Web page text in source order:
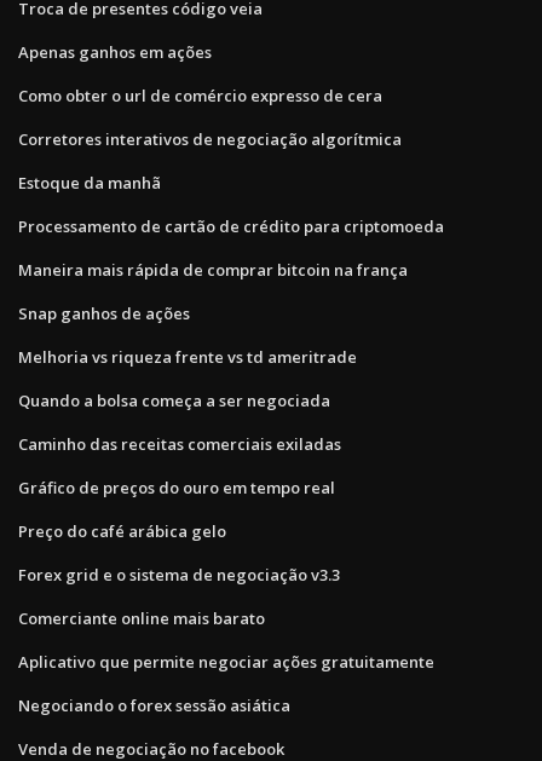
Troca de presentes código veia
Apenas ganhos em ações
Como obter o url de comércio expresso de cera
Corretores interativos de negociação algorítmica
Estoque da manhã
Processamento de cartão de crédito para criptomoeda
Maneira mais rápida de comprar bitcoin na frança
Snap ganhos de ações
Melhoria vs riqueza frente vs td ameritrade
Quando a bolsa começa a ser negociada
Caminho das receitas comerciais exiladas
Gráfico de preços do ouro em tempo real
Preço do café arábica gelo
Forex grid e o sistema de negociação v3.3
Comerciante online mais barato
Aplicativo que permite negociar ações gratuitamente
Negociando o forex sessão asiática
Venda de negociação no facebook